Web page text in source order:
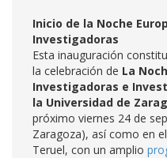
Inicio de la Noche
Investigadoras
Esta inauguración
la celebración de La
Investigadoras e
la Universidad de
próximo viernes 24 de
Zaragoza), así como en
Teruel, con un amplio